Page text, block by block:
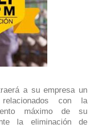
a su empresa un
con la
máximo de su
la eliminación de